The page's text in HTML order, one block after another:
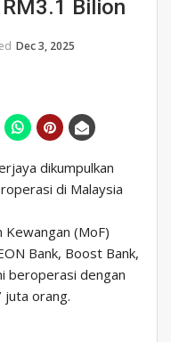
Bilion
Dec 3, 2025
dikumpulkan
di Malaysia
(MoF)
Bank, Boost Bank,
beroperasi dengan
juta orang.